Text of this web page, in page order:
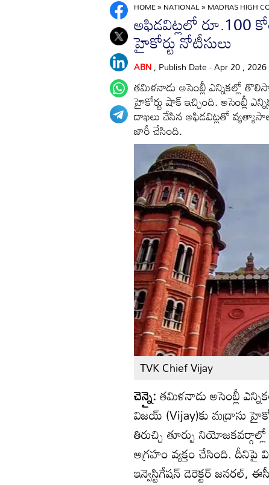
HOME»NATIONAL»MADRAS HIGH
అఫిడవిట్లలో రూ.100
హైకోర్టు నోటీసులు
ABN, Publish Date - Apr 20 ,
తమిళనాడు అసెంబ్లీ ఎన్నికల్లో
హైకోర్టు షాక్ ఇచ్చింది. అసెంబ్లీ
దాఖలు చేసిన అఫిడవిట్లతో
జారీ చేసింది.
TVK Chief Vijay
చెన్నై:తమిళనాడు అసెంబ్లీ
విజయ్‌ (Vijay)కు మద్రాసు
తిరుచ్చి తూర్పు
ఆగ్రహం వ్యక్తం చేసింది.
ఇన్వెస్టిగేషన్ డెరెక్టర్ జనరల్,